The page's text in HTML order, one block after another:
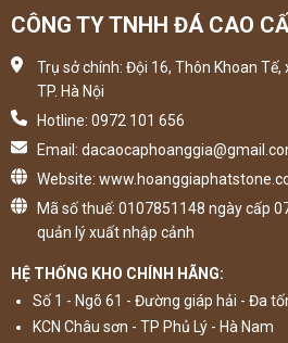
CÔNG TY TNHH ĐÁ CAO
Trụ sở chính: Đội 16, Thôn Khoan Tế,
TP. Hà Nội
Hotline: 0972 101 656
Email:
Website:
Mã số thuế: 0107851148 ngày cấp
quản lý xuất nhập cảnh
HỆ THỐNG KHO CHÍNH HÃNG:
Số 1 - Ngõ 61 - Đường giáp hải - Đa
KCN Châu sơn - TP Phủ Lý - Hà Nam